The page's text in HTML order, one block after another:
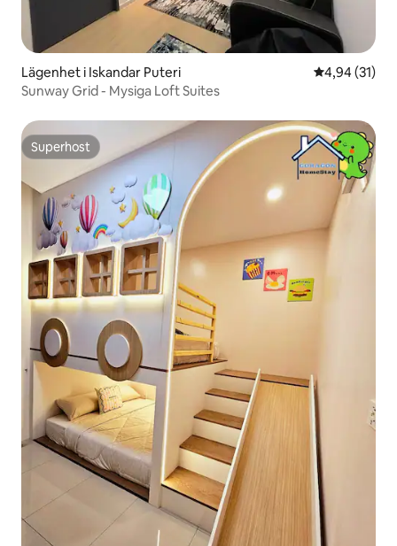
Lägenhet i Iskandar Puteri 4,94 av 5 i
4,94 (31)
Sunway Grid - Mysiga Loft Suites
Superhost
Superhost